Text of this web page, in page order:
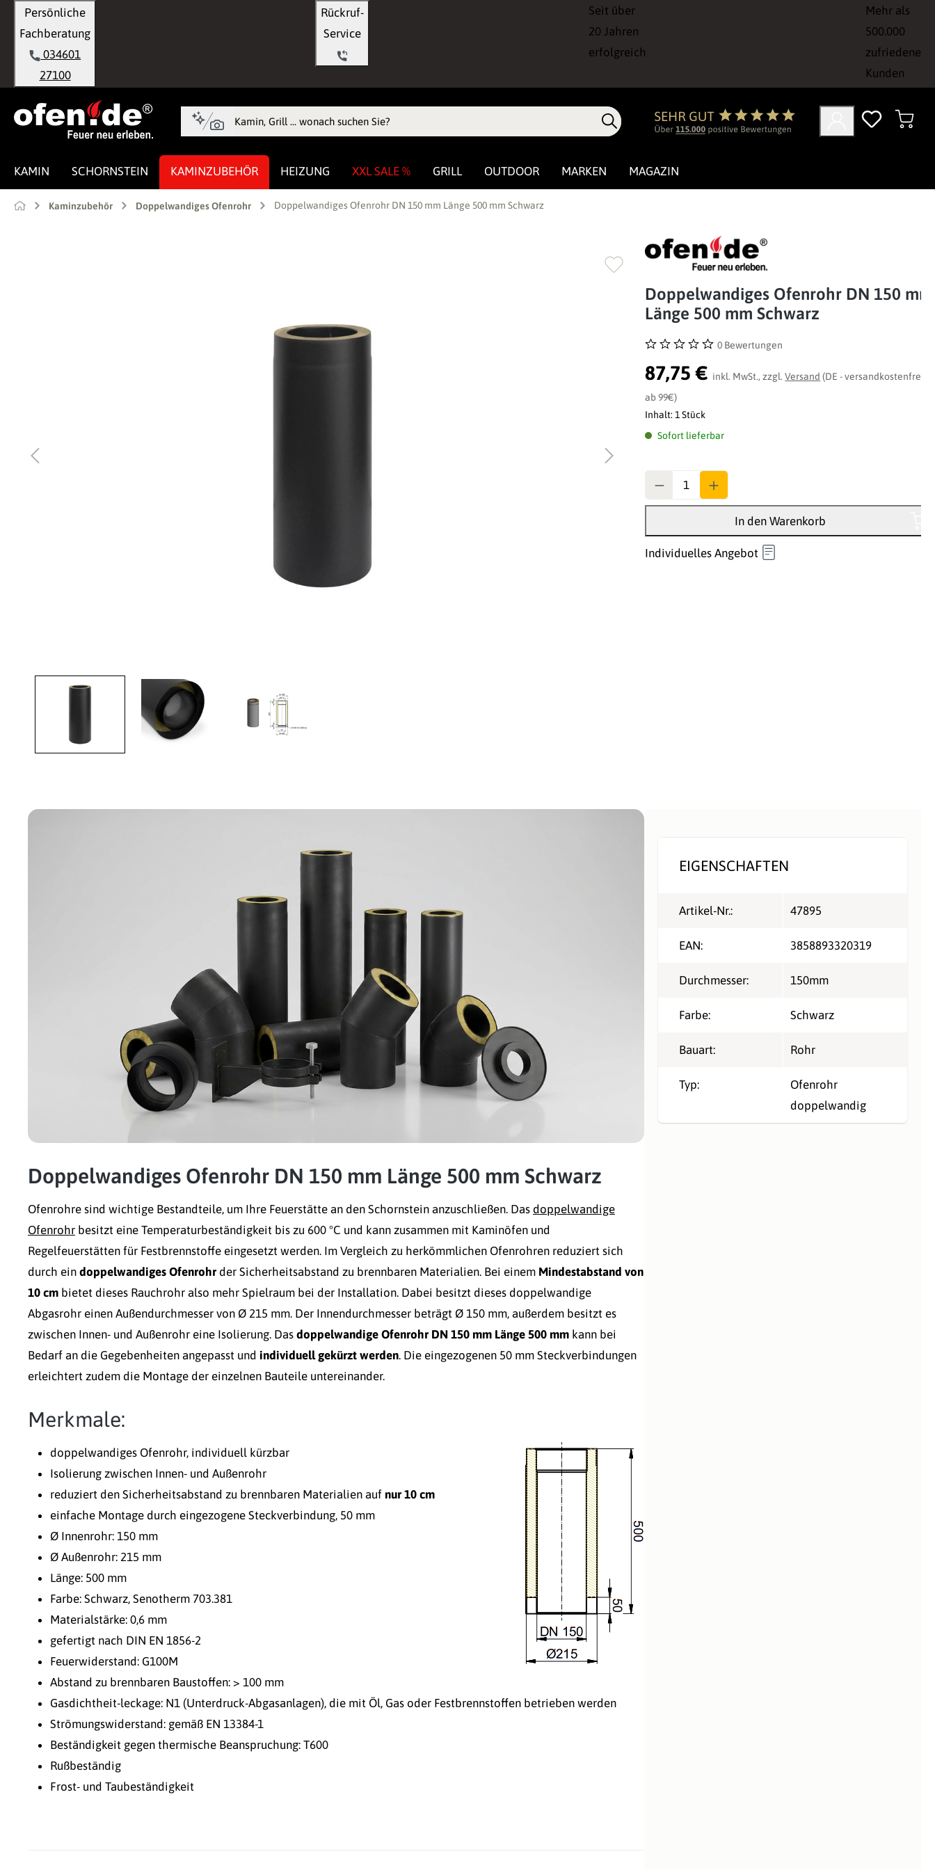
Zur Hauptnavigation springen
Persönliche
Fachberatung
034601
27100
Rückruf-
Seit über
20 Jahren
erfolgreich
Mehr als
500.000
zufriedene
Kunden
KAMIN SCHORNSTEIN KAMINZUBEHÖR HEIZUNG XXL SALE % GRILL OUTDOOR MARKEN MAGAZIN
Kaminzubehör Doppelwandiges Ofenrohr Doppelwandiges Ofenrohr DN 150 mm Länge 500 mm Schwarz
Doppelwandiges Ofenrohr DN 150 mm
Länge 500 mm Schwarz
Durchschnittliche Bewertung von 0 von 5 Sternen
0 Bewertungen
87,75 € inkl. MwSt., zzgl.Versand (DE - versandkostenfrei
ab 99€)
Inhalt:1 Stück
Sofort lieferbar
In den Warenkorb
Individuelles Angebot
Doppelwandiges Ofenrohr DN 150 mm Länge 500 mm Schwarz
Ofenrohre sind wichtige Bestandteile, um Ihre Feuerstätte an den Schornstein anzuschließen. Das doppelwandige
Ofenrohr besitzt eine Temperaturbeständigkeit bis zu 600 °C und kann zusammen mit Kaminöfen und
Regelfeuerstätten für Festbrennstoffe eingesetzt werden. Im Vergleich zu herkömmlichen Ofenrohren reduziert sich
durch ein doppelwandiges Ofenrohr der Sicherheitsabstand zu brennbaren Materialien. Bei einem Mindestabstand von
10 cm bietet dieses Rauchrohr also mehr Spielraum bei der Installation. Dabei besitzt dieses doppelwandige
Abgasrohr einen Außendurchmesser von Ø 215 mm. Der Innendurchmesser beträgt Ø 150 mm, außerdem besitzt es
zwischen Innen- und Außenrohr eine Isolierung. Das doppelwandige Ofenrohr DN 150 mm Länge 500 mm kann bei
Bedarf an die Gegebenheiten angepasst und individuell gekürzt werden. Die eingezogenen 50 mm Steckverbindungen
erleichtert zudem die Montage der einzelnen Bauteile untereinander.
Merkmale:
doppelwandiges Ofenrohr, individuell kürzbar
Isolierung zwischen Innen- und Außenrohr
reduziert den Sicherheitsabstand zu brennbaren Materialien auf nur 10 cm
einfache Montage durch eingezogene Steckverbindung, 50 mm
Ø Innenrohr: 150 mm
Ø Außenrohr: 215 mm
Länge: 500 mm
Farbe: Schwarz, Senotherm 703.381
Materialstärke: 0,6 mm
gefertigt nach DIN EN 1856-2
Feuerwiderstand: G100M
Abstand zu brennbaren Baustoffen: > 100 mm
Gasdichtheit-leckage: N1 (Unterdruck-Abgasanlagen), die mit Öl, Gas oder Festbrennstoffen betrieben werden
Strömungswiderstand: gemäß EN 13384-1
Beständigkeit gegen thermische Beanspruchung: T600
Rußbeständig
Frost- und Taubeständigkeit
EIGENSCHAFTEN
Artikel-Nr.: 47895
EAN: 3858893320319
Durchmesser: 150mm
Farbe: Schwarz
Bauart: Rohr
Typ:
Ofenrohr
doppelwandig